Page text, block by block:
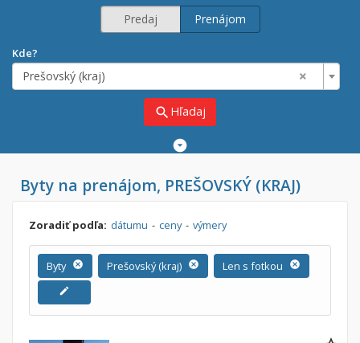
Predaj Prenájom
Kde?
×
Prešovský (kraj)
search Hľadaj
Predaj
Cena
Do:
Lokalita
Byty na prenájom, PREŠOVSKÝ (KRAJ)
Zoradiť podľa: dátumu - ceny - výmery
Byty cancel Prešovský (kraj) cancel Len s fotkou cancel
edit